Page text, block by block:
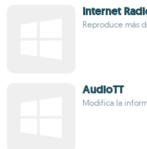
Internet
Reproduce más
AudioTT
Modifica la